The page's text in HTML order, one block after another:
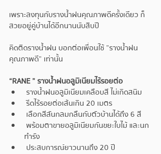
เพราะลงทุนกับรางน้ำฝนคุณภาพดีครั้งเดียว ก็
สวยอยู่คู่บ้านได้อีกนานนับสิบปี
คิดติดรางน้ำฝน บอกต่อเพื่อนใช้ ”รางน้ำฝน
คุณภาพดี” เท่านั้น
“RANE ” รางน้ำฝนอลูมิเนียมไร้รอยต่อ
รางน้ำฝนอลูมิเนียมเคลือบสี ไม่เกิดสนิม
รีดไร้รอยต่อเส้นเกิน 20 เมตร
เลือกสีสันกลมกลืนกับตัวบ้านได้ถึง 6 สี
ทำรัง
ประสบการณ์ยาวนานถึง 20 ปี